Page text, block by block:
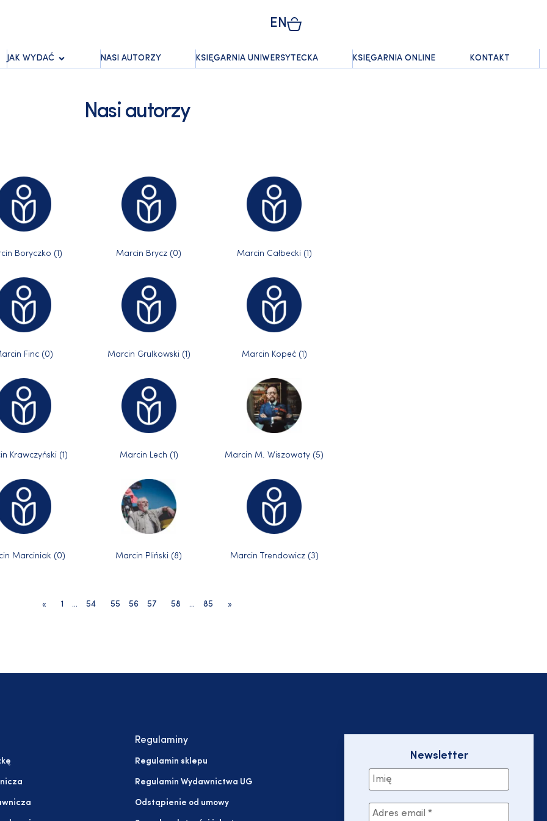
EN
JAK WYDAĆ NASI AUTORZY KSIĘGARNIA UNIWERSYTECKA KSIĘGARNIA ONLINE KONTAKT
Nasi autorzy
Boryczko (1) Marcin Brycz (0) Marcin Całbecki (1)
Finc (0) Marcin Grulkowski (1) Marcin Kopeć (1)
Krawczyński (1) Marcin Lech (1) Marcin M. Wiszowaty (5)
Marciniak (0) Marcin Pliński (8) Marcin Trendowicz (3)
« 1 … 54 55 56 57 58 … 85 »
Regulaminy
Regulamin sklepu
Regulamin Wydawnictwa UG
Odstąpienie od umowy
Newsletter